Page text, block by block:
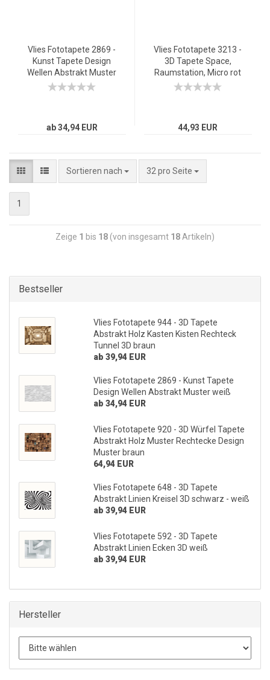
Vlies Fototapete 2869 -
Kunst Tapete Design
Wellen Abstrakt Muster
weiß
ab 34,94 EUR
Vlies Fototapete 3213 -
3D Tapete Space,
Raumstation, Micro rot
44,93 EUR
Sortieren nach 32 pro Seite
1
Zeige 1 bis 18 (von insgesamt 18 Artikeln)
Bestseller
Vlies Fototapete 944 - 3D Tapete
Abstrakt Holz Kasten Kisten Rechteck
Tunnel 3D braun
ab 39,94 EUR
Vlies Fototapete 2869 - Kunst Tapete
Design Wellen Abstrakt Muster weiß
ab 34,94 EUR
Vlies Fototapete 920 - 3D Würfel Tapete
Abstrakt Holz Muster Rechtecke Design
Muster braun
64,94 EUR
Vlies Fototapete 648 - 3D Tapete
Abstrakt Linien Kreisel 3D schwarz - weiß
ab 39,94 EUR
Vlies Fototapete 592 - 3D Tapete
Abstrakt Linien Ecken 3D weiß
ab 39,94 EUR
Hersteller